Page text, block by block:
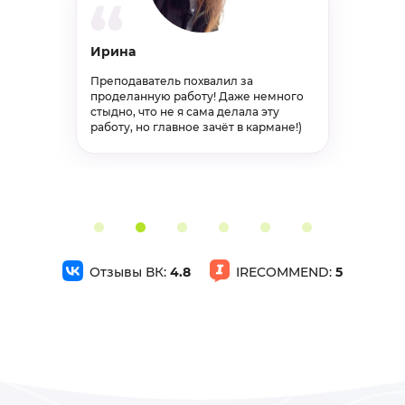
Завершён 12 Апреля в 17:20
3000р 75%
Завершён 25 Марта в 10:32
Ирина
Преподаватель похвалил за
проделанную работу! Даже немного
стыдно, что не я сама делала эту
работу, но главное зачёт в кармане!)
Отзывы ВК: 4.8 IRECOMMEND: 5